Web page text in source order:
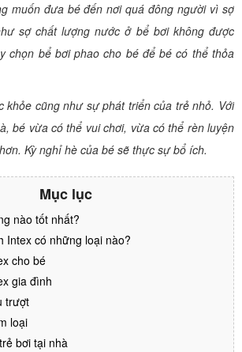
muốn đưa bé đến nơi quá đông người vì sợ
sợ chất lượng nước ở bể bơi không được
chọn bể bơi phao cho bé để bé có thể thỏa
khỏe cũng như sự phát triển của trẻ nhỏ. Với
bé vừa có thể vui chơi, vừa có thể rèn luyện
Kỳ nghỉ hè của bé sẽ thực sự bổ ích.
Mục lục
nào tốt nhất?
Intex có những loại nào?
cho bé
gia đình
trượt
loại
bơi tại nhà